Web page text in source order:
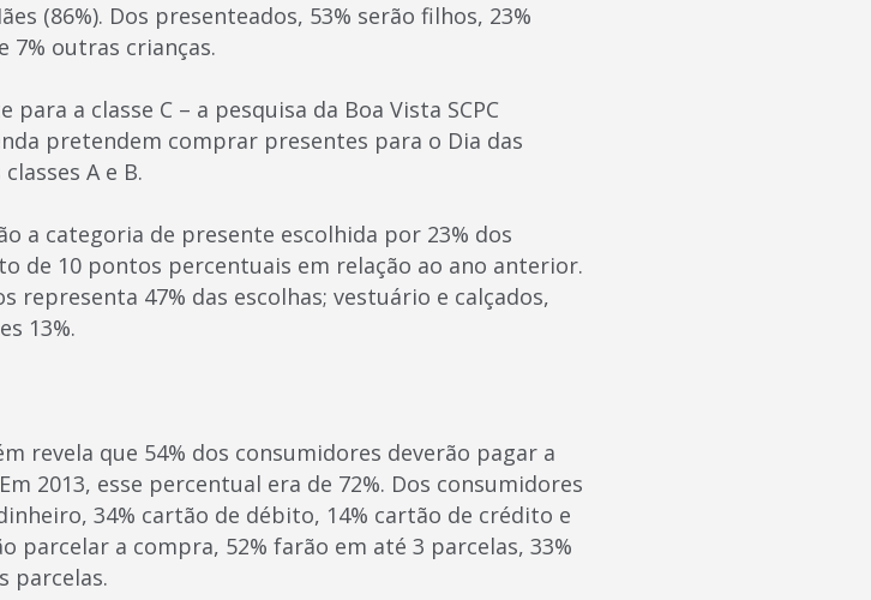
(86%). Dos presenteados, 53% serão filhos, 23%
7% outras crianças.
a classe C – a pesquisa da Boa Vista SCPC
pretendem comprar presentes para o Dia das
A e B.
a categoria de presente escolhida por 23% dos
de 10 pontos percentuais em relação ao ano anterior.
representa 47% das escolhas; vestuário e calçados,
13%.
revela que 54% dos consumidores deverão pagar a
2013, esse percentual era de 72%. Dos consumidores
34% cartão de débito, 14% cartão de crédito e
parcelar a compra, 52% farão em até 3 parcelas, 33%
parcelas.